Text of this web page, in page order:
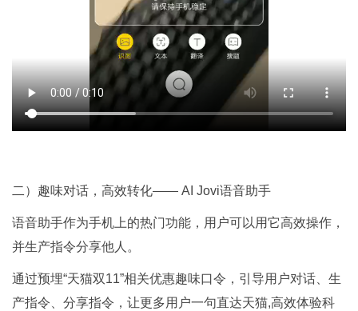
二）趣味对话，高效转化—— AI Jovi语音助手
语音助手作为手机上的热门功能，用户可以用它高效操作，
并生产指令分享他人。
通过预埋“天猫双11”相关优惠趣味口令，引导用户对话、生
产指令、分享指令，让更多用户一句直达天猫,高效体验科